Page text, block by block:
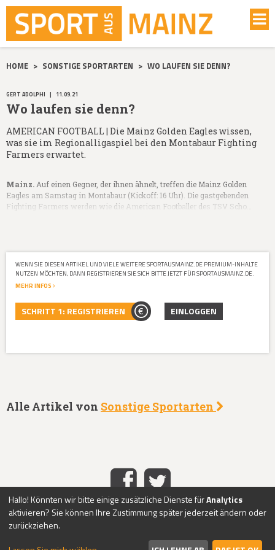
HOME > SONSTIGE SPORTARTEN > WO LAUFEN SIE DENN?
GERT ADOLPHI | 11.09.21
Wo laufen sie denn?
AMERICAN FOOTBALL | Die Mainz Golden Eagles wissen,
was sie im Regionalligaspiel bei den Montabaur Fighting
Farmers erwartet.
Mainz. Auf einen Gegner, der ihnen ähnelt, treffen die Mainz Golden
Eagles am Samstag in Montabaur (Kickoff: 16 Uhr). Die gastgebenden
Fighting Farmers werden wie die American Footballer des TSV Scho…
WENN SIE DIESEN ARTIKEL UND VIELE WEITERE SPORTAUSMAINZ.DE PREMIUM-INHALTE
NUTZEN MÖCHTEN, DANN REGISTRIEREN SIE SICH BITTE JETZT FÜR SPORTAUSMAINZ.DE.
MEHR INFOS
SCHRITT 1: REGISTRIEREN EINLOGGEN
Alle Artikel von Sonstige Sportarten
HOME IMPRESSUM DATENSCHUTZ KONTAKT
ABO-
SERVICE | ÜBER UNS
Hallo! Könnten wir bitte einige zusätzliche Dienste fürAnalytics
aktivieren? Sie können Ihre Zustimmung später jederzeit ändern oder
zurückziehen.